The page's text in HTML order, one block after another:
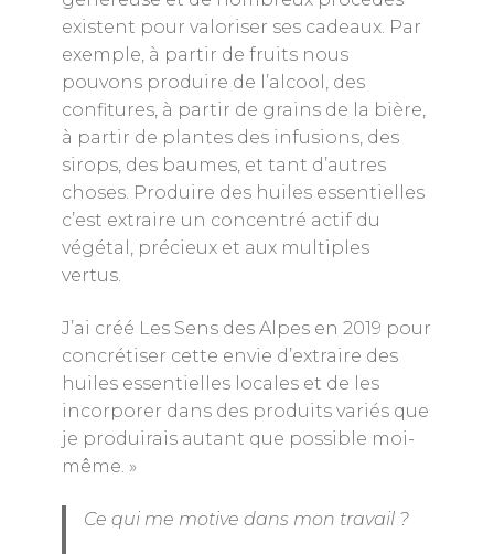
existent pour valoriser ses cadeaux. Par
exemple, à partir de fruits nous
pouvons produire de l’alcool, des
confitures, à partir de grains de la bière,
à partir de plantes des infusions, des
sirops, des baumes, et tant d’autres
choses. Produire des huiles essentielles
c’est extraire un concentré actif du
végétal, précieux et aux multiples
vertus.
J’ai créé Les Sens des Alpes en 2019 pour
concrétiser cette envie d’extraire des
huiles essentielles locales et de les
incorporer dans des produits variés que
je produirais autant que possible moi-
même. »
Ce qui me motive dans mon travail ?